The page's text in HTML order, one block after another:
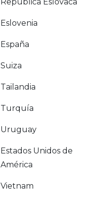
República Eslovaca
Eslovenia
España
Suiza
Tailandia
Turquía
Uruguay
Estados Unidos de
América
Vietnam